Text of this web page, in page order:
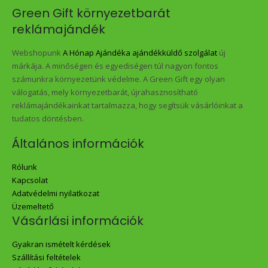
Green Gift környezetbarát
reklámajándék
Webshopunk A Hónap Ajándéka ajándékküldő szolgálat új
márkája. A minőségen és egyediségen túl nagyon fontos
számunkra környezetünk védelme. A Green Gift egy olyan
válogatás, mely környezetbarát, újrahasznosítható
reklámajándékainkat tartalmazza, hogy segítsük vásárlóinkat a
tudatos döntésben.
Általános információk
Rólunk
Kapcsolat
Adatvédelmi nyilatkozat
Üzemeltető
Vásárlási információk
Gyakran ismételt kérdések
Szállítási feltételek